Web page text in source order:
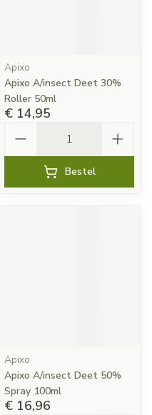
Apixo
Apixo A/insect Deet 30%
Roller 50ml
€ 14,95
Bestel
Apixo
Apixo A/insect Deet 50%
Spray 100ml
€ 16,96